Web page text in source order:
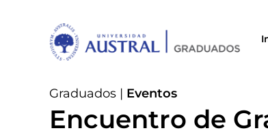
Graduados | Eventos
Encuentro de